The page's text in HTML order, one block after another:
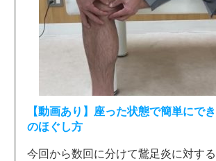
【動画あり】座った状態で簡単にで
のほぐし方
今回から数回に分けて鵞足炎に対す